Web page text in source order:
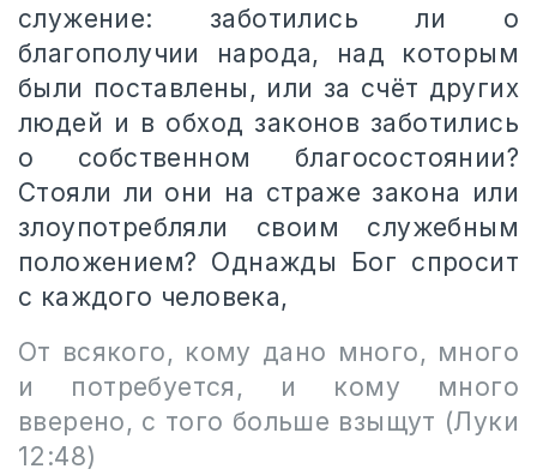
служение: заботились ли о
благополучии народа, над которым
были поставлены, или за счёт других
людей и в обход законов заботились
о собственном благосостоянии?
Стояли ли они на страже закона или
злоупотребляли своим служебным
положением? Однажды Бог спросит
с каждого человека,
От всякого, кому дано много, много
и потребуется, и кому много
вверено, с того больше взыщут (Луки
12:48)